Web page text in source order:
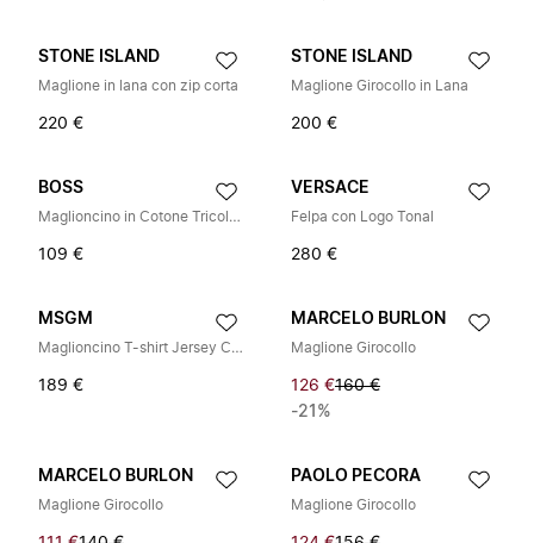
STONE ISLAND
Maglione in lana con zip corta
220 €
STONE ISLAND
Maglione Girocollo in Lana
200 €
BOSS
Maglioncino in Cotone Tricolore
109 €
VERSACE
Felpa con Logo Tonal
280 €
MSGM
Maglioncino T-shirt Jersey Combo
189 €
MARCELO BURLON
Maglione Girocollo
126 €160 €
-21%
MARCELO BURLON
Maglione Girocollo
PAOLO PECORA
Maglione Girocollo